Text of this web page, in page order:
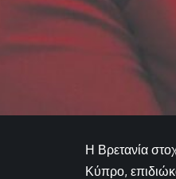
Η Βρετανία
Κύπρο,